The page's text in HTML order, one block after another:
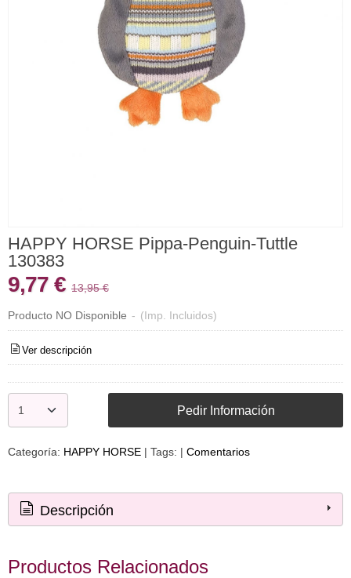
HAPPY HORSE Pippa-Penguin-Tuttle
130383
9,77 € 13,95 €
Producto NO Disponible - (Imp. Incluidos)
Ver descripción
Pedir Información
Categoría: HAPPY HORSE | Tags: | Comentarios
Descripción
Productos Relacionados